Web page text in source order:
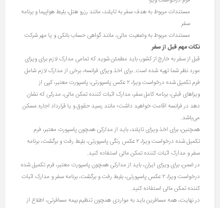
مستندات مربوط به هدف سفر به تایلند، مانند رزرو هتل، بلیط هواپیما و برنامه
سفر
مستندات مربوط به وضعیت مالی، مانند گواهی حساب بانکی و یا مهر شرکت
نکات مهم قبل از سفر
قبل از سفر به خارج از کشور، باید مطمئن شوید که تمامی مدارک لازم برای ویزای
مورد نظر شما تهیه شده است. برای اخذ ویزای فرانسه، برخی از مدارک لازم شامل
فرم تکمیل شده درخواست ویزا، ۲ عکس پاسپورتی، پاسپورت معتبر، کپی از
ویزاهای قبلی، برنامه کامل سفر، مدارک اثبات کننده تمکن مالی، مدرکی که نشان
دهد در فرانسه اقامت خواهید داشت؛ مانند رسید حقوق و یا قرارداد اجاره مسکن
می‌باشد.
همچنین، برای اخذ ویزای تایلند، باید از مدارکی همچون پاسپورت معتبر، فرم
تکمیل شده درخواست ویزا، ۲ عکس رنگی پاسپورتی، بلیط رفت و برگشت، برنامه
سفر و مدارک اثبات کننده تمکن مالی استفاده کنید.
در ضمن، برای ویزای ایران، باید از مدارکی همچون پاسپورت معتبر، فرم تکمیل شده
درخواست ویزا، ۲ عکس پاسپورتی، بلیط رفت و برگشت، برنامه سفر و مدارک اثبات
کننده تمکن مالی استفاده کنید.
در نهایت، همه مسافرین باید به مواردی همچون تنظیم بیمه مسافرتی، اطلاع از